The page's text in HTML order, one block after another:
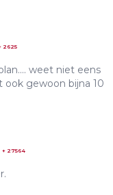
2625
weet niet eens
ook gewoon bijna 10
+ 27564